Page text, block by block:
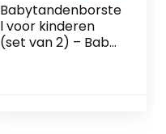
Babytandenborste
l voor kinderen
(set van 2) – Baby